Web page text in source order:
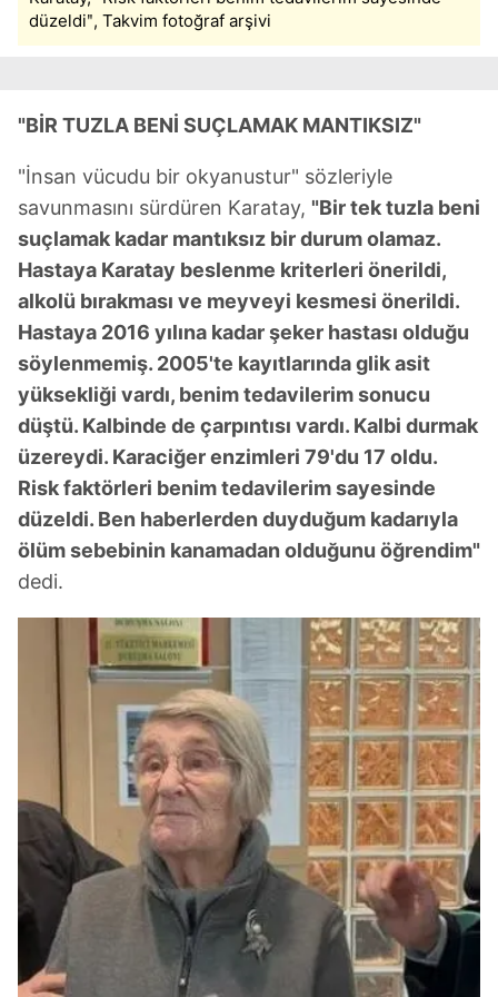
reklam/pazarlama faaliyetlerinin yapılması, amaçlarıyla
sınırlı olarak açık rızanız dahilinde kullanılacaktır.
vasıtasıyla belirleyebilirsiniz. Çerezlere ilişkin detaylı bilgi
Metnimiziziyaret edebilirsiniz.
6698 sayılı Kişisel Verilerin Korunması Kanunu uyarınca
hazırlanmış Aydınlatma Metnimizi okumak ve sitemizde
ilgili mevzuata uygun olarak kullanılan çerezlerle ilgili bilgi
almak için lütfentıklayınız.
düzeldiʺ, Takvim fotoğraf arşivi
"BİR TUZLA BENİ SUÇLAMAK MANTIKSIZ"
"İnsan vücudu bir okyanustur" sözleriyle
savunmasını sürdüren Karatay, "Bir tek tuzla beni
suçlamak kadar mantıksız bir durum olamaz.
Hastaya Karatay beslenme kriterleri önerildi,
alkolü bırakması ve meyveyi kesmesi önerildi.
Hastaya 2016 yılına kadar şeker hastası olduğu
söylenmemiş. 2005'te kayıtlarında glik asit
yüksekliği vardı, benim tedavilerim sonucu
düştü. Kalbinde de çarpıntısı vardı. Kalbi durmak
üzereydi. Karaciğer enzimleri 79'du 17 oldu.
Risk faktörleri benim tedavilerim sayesinde
düzeldi. Ben haberlerden duyduğum kadarıyla
ölüm sebebinin kanamadan olduğunu öğrendim"
dedi.